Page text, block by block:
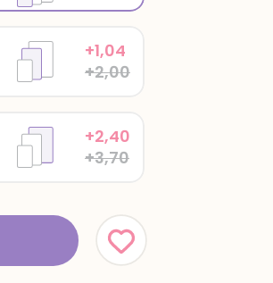
+2,40
+3,70
+1,04
+2,00